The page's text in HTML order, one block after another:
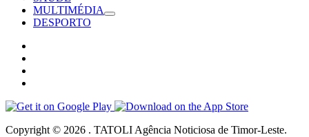
MULTIMÉDIA
DESPORTO
Copyright © 2026 . TATOLI Agência Noticiosa de Timor-Leste.